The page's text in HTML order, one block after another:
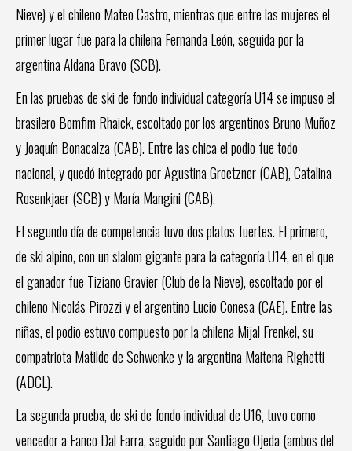
Nieve) y el chileno Mateo Castro, mientras que entre las mujeres el
primer lugar fue para la chilena Fernanda León, seguida por la
argentina Aldana Bravo (SCB).
En las pruebas de ski de fondo individual categoría U14 se impuso el
brasilero Bomfim Rhaick, escoltado por los argentinos Bruno Muñoz
y Joaquín Bonacalza (CAB). Entre las chica el podio fue todo
nacional, y quedó integrado por Agustina Groetzner (CAB), Catalina
Rosenkjaer (SCB) y María Mangini (CAB).
El segundo día de competencia tuvo dos platos fuertes. El primero,
de ski alpino, con un slalom gigante para la categoría U14, en el que
el ganador fue Tiziano Gravier (Club de la Nieve), escoltado por el
chileno Nicolás Pirozzi y el argentino Lucio Conesa (CAE). Entre las
niñas, el podio estuvo compuesto por la chilena Mijal Frenkel, su
compatriota Matilde de Schwenke y la argentina Maitena Righetti
(ADCL).
La segunda prueba, de ski de fondo individual de U16, tuvo como
vencedor a Fanco Dal Farra, seguido por Santiago Ojeda (ambos del